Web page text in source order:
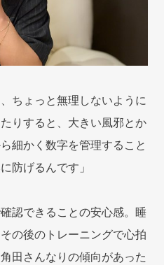
ちょっと無理しないように
りすると、大きい風邪とか
細かく数字を管理すること
防げるんです」
認できることの安心感。睡
の後のトレーニングで心拍
田さんなりの傾向があった